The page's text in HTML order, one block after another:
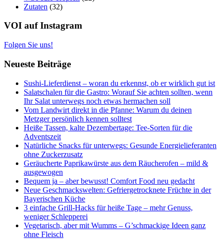
Zutaten (32)
VOI auf Instagram
Folgen Sie uns!
Neueste Beiträge
Sushi-Lieferdienst – woran du erkennst, ob er wirklich gut ist
Salatschalen für die Gastro: Worauf Sie achten sollten, wenn
Ihr Salat unterwegs noch etwas hermachen soll
Vom Landwirt direkt in die Pfanne: Warum du deinen
Metzger persönlich kennen solltest
Heiße Tassen, kalte Dezembertage: Tee-Sorten für die
Adventszeit
Natürliche Snacks für unterwegs: Gesunde Energielieferanten
ohne Zuckerzusatz
Geräucherte Paprikawürste aus dem Räucherofen – mild &
ausgewogen
Bequem ja – aber bewusst! Comfort Food neu gedacht
Neue Geschmackswelten: Gefriergetrocknete Früchte in der
Bayerischen Küche
3 einfache Grill-Hacks für heiße Tage – mehr Genuss,
weniger Schlepperei
Vegetarisch, aber mit Wumms – G’schmackige Ideen ganz
ohne Fleisch